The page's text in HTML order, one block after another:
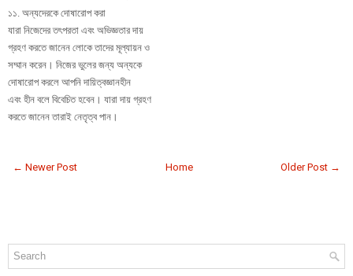
১১. অন্যদেরকে দোষারোপ করা
যারা নিজেদের তৎপরতা এবং অভিজ্ঞতার দায়
গ্রহণ করতে জানেন লোকে তাদের মূল্যায়ন ও
সম্মান করেন। নিজের ভুলের জন্য অন্যকে
দোষারোপ করলে আপনি দায়িত্বজ্ঞানহীন
এবং হীন বলে বিবেচিত হবেন। যারা দায় গ্রহণ
করতে জানেন তারাই নেতৃত্ব পান।
← Newer Post Older Post →
Home